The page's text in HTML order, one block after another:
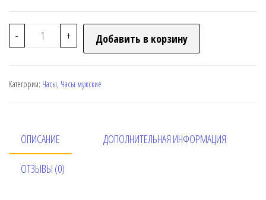
- + Добавить в корзину
Категории: Часы, Часы мужские
ОПИСАНИЕ ДОПОЛНИТЕЛЬНАЯ ИНФОРМАЦИЯ
ОТЗЫВЫ (0)